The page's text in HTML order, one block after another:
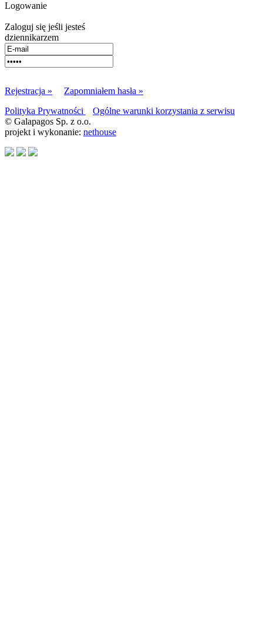
Logowanie
Zaloguj się jeśli jesteś
dziennikarzem
Rejestracja »
Zapomniałem hasła »
Polityka Prywatności
Ogólne warunki korzystania z serwisu
© Galapagos Sp. z o.o.
projekt i wykonanie: nethouse